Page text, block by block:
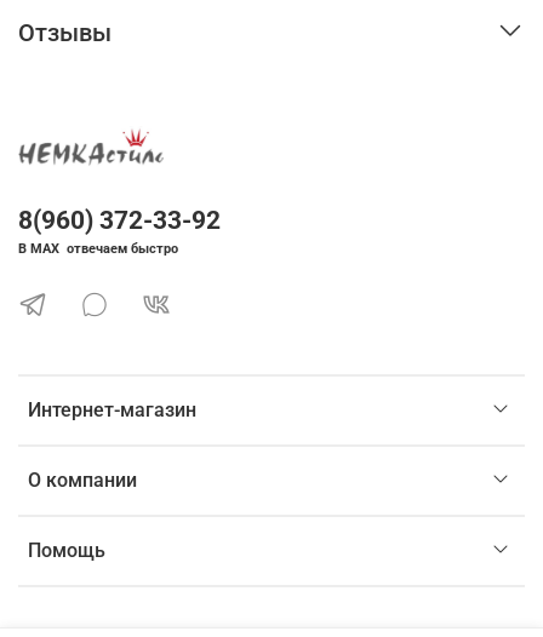
Отзывы
Интернет-магазин
О компании
Помощь
8(960) 372-33-92
В MAX отвечаем быстро